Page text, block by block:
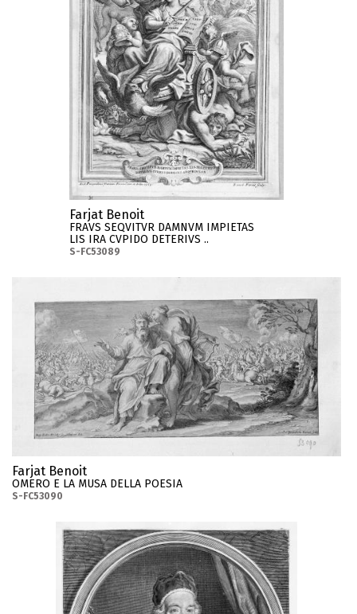
Farjat Benoit
FRAVS SEQVITVR DAMNVM IMPIETAS
LIS IRA CVPIDO DETERIVS ..
S-FC53089
Farjat Benoit
OMERO E LA MUSA DELLA POESIA
S-FC53090